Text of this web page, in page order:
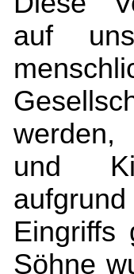
auf
und
Eingriffs
Söhne